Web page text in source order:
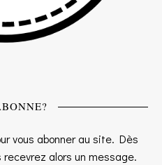
vous abonner au site. Dès
alors un message.